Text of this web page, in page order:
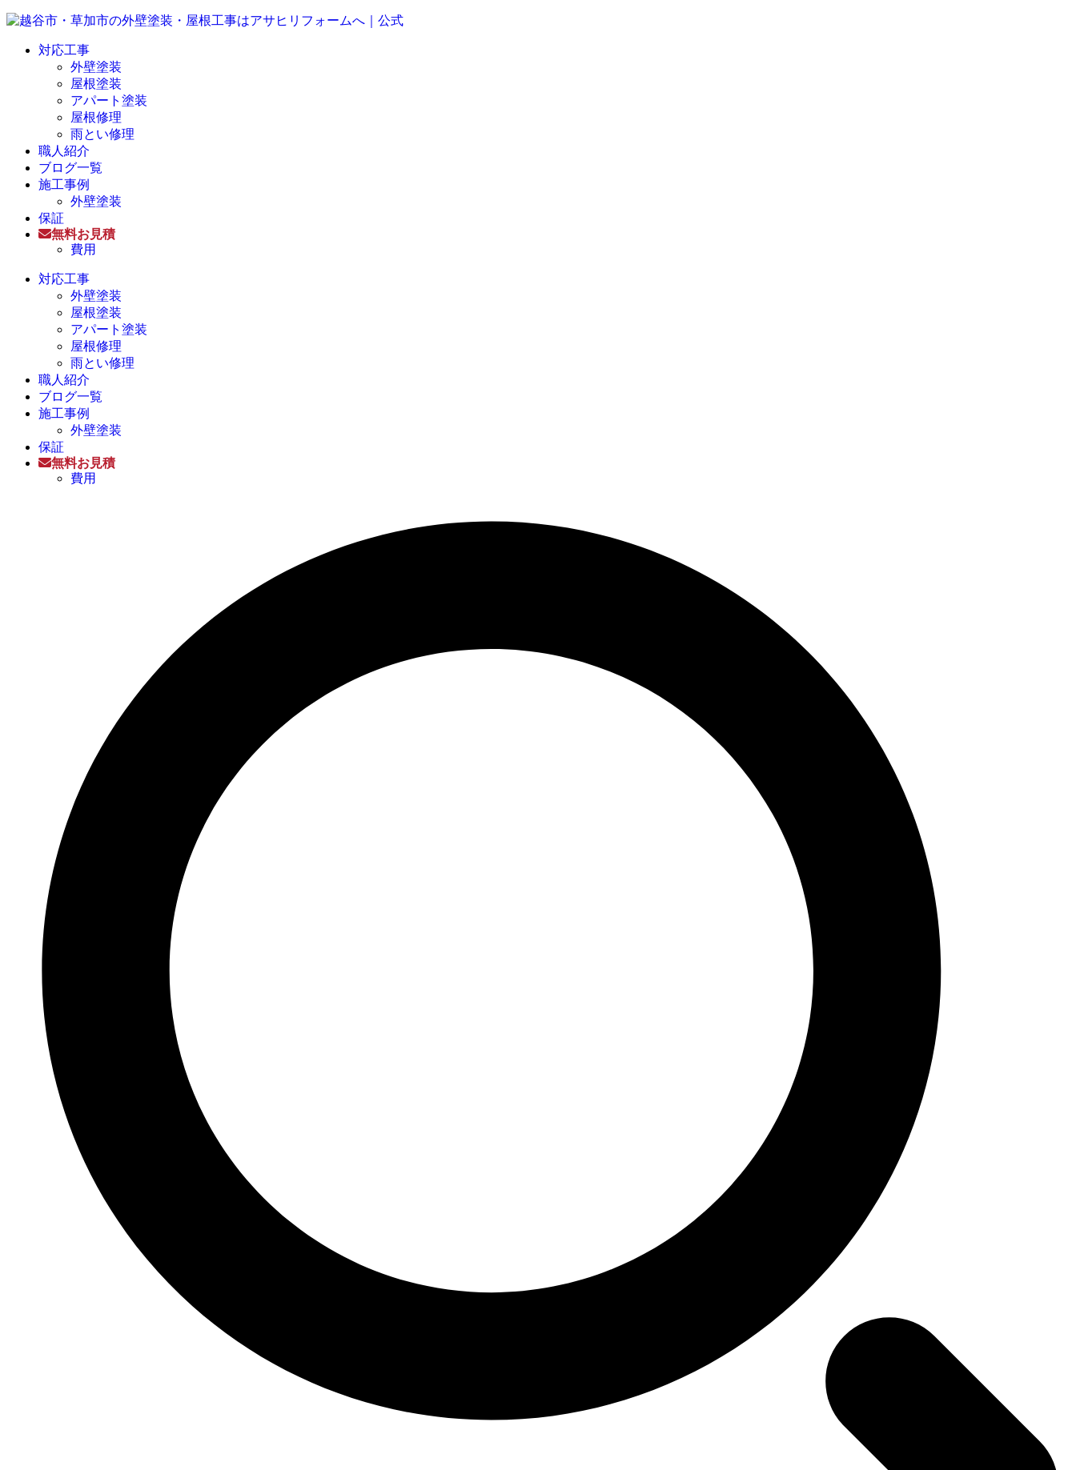
対応工事
外壁塗装
屋根塗装
アパート塗装
屋根修理
雨とい修理
職人紹介
ブログ一覧
施工事例
外壁塗装
保証
無料お見積
費用
対応工事
外壁塗装
屋根塗装
アパート塗装
屋根修理
雨とい修理
職人紹介
ブログ一覧
施工事例
外壁塗装
保証
無料お見積
費用